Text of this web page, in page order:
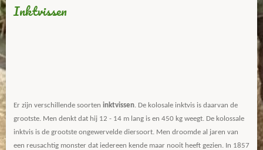
Inktvissen
Er zijn verschillende soorten inktvissen. De kolosale inktvis is daarvan de
grootste. Men denkt dat hij 12 - 14 m lang is en 450 kg weegt. De kolossale
inktvis is de grootste ongewervelde diersoort. Men droomde al jaren van
een reusachtig monster dat iedereen kende maar nooit heeft gezien. In 1857